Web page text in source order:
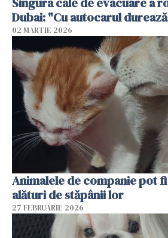
Dubai: "Cu autocarul
02 MARTIE 2026
Animalele de companie pot
alături de stăpânii lor
27 FEBRUARIE 2026